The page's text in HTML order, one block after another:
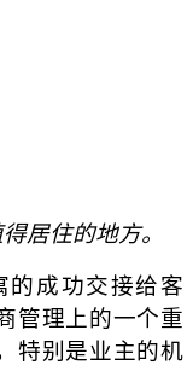
居住的地方。
的成功交接给客
管理上的一个重
特别是业主的机